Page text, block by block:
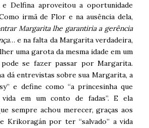
Delfina aproveitou a oportunidade
irmã de Flor e na ausência dela,
Margarita lhe garantiria a gerência
… e na falta da Margarita verdadeira,
uma garota da mesma idade em um
se fazer passar por Margarita.
dá entrevistas sobre sua Margarita, a
e define como “a princesinha que
em um conto de fadas”. E ela
sempre achou merecer, graças aos
Krikoragán por ter “salvado” a vida